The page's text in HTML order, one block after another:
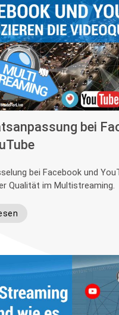
bei
bei Facebook und
Qualität im Multistreaming.